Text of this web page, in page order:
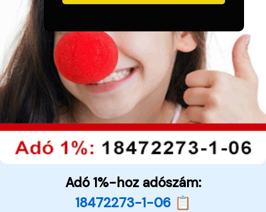
Adó 1%-hoz adószám:
18472273-1-06 📋